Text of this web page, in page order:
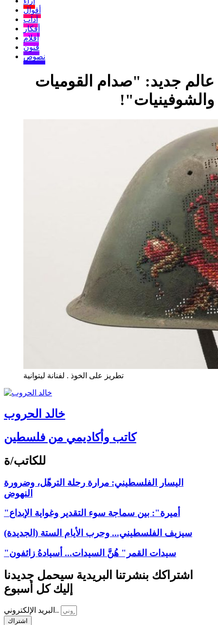
أقوال
آداب
أفكار
أفلام
فنون
نصوص
عالم جديد: "صدام القوميات
والشوفينيات"!
تطريز على الخوذ . لفنانة ليتوانية
خالد الحروب
كاتب وأكاديمي من فلسطين
للكاتب/ة
اليسار الفلسطيني: مرارة رحلة الترهّل، وضرورة
النهوض
"أميرة": بين سماجة سوء التقدير وغواية الإبداع
سيزيف الفلسطيني... وحرب الأيام الستة (الجديدة)
"سيدات القمر" هُنَّ السيدات... أسيادهُ زائفون
اشتراكك بنشرتنا البريدية سيحمل جديدنا
إليك كل أسبوع
البريد الإلكتروني..
اشتراك